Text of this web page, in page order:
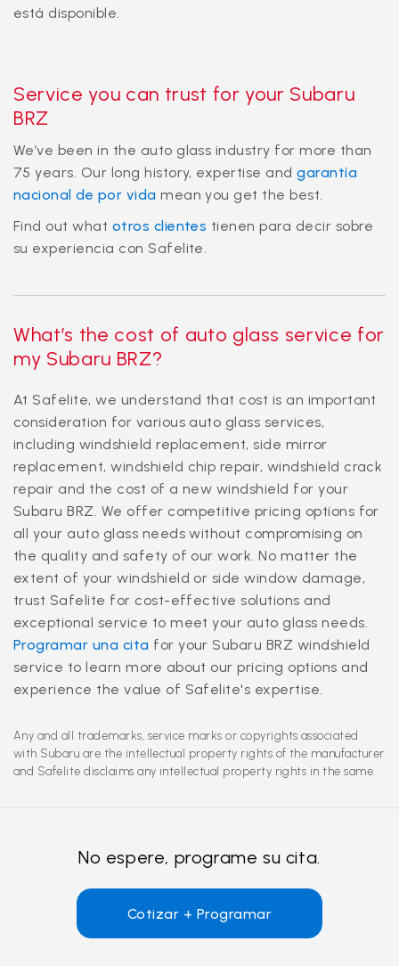
está disponible.
Service you can trust for your Subaru
BRZ
We’ve been in the auto glass industry for more than
75 years. Our long history, expertise andgarantía
nacional de por vida mean you get the best.
Find out what otros clientes tienen para decir sobre
su experiencia con Safelite.
What’s the cost of auto glass service for
my Subaru BRZ?
At Safelite, we understand that cost is an important
consideration for various auto glass services,
including windshield replacement, side mirror
replacement, windshield chip repair, windshield crack
repair and the cost of a new windshield for your
Subaru BRZ. We offer competitive pricing options for
all your auto glass needs without compromising on
the quality and safety of our work. No matter the
extent of your windshield or side window damage,
trust Safelite for cost-effective solutions and
exceptional service to meet your auto glass needs.
Programar una cita for your Subaru BRZ windshield
service to learn more about our pricing options and
experience the value of Safelite's expertise.
Any and all trademarks, service marks or copyrights associated
with Subaru are the intellectual property rights of the manufacturer
and Safelite disclaims any intellectual property rights in the same.
No espere, programe su cita.
Cotizar + Programar